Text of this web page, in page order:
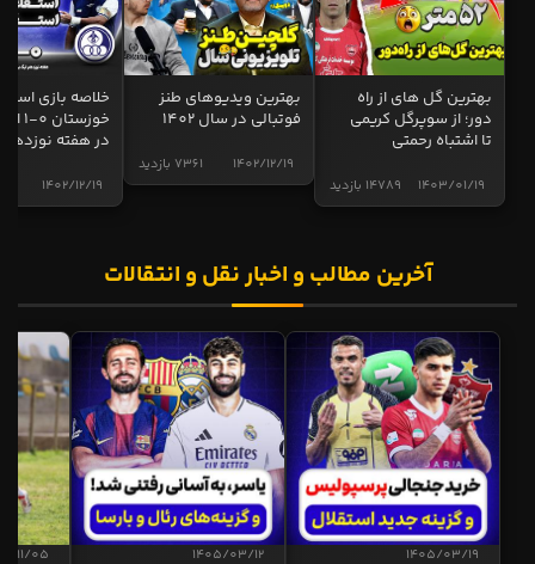
بهترین گل های از راه
دور؛ از سوپرگل کریمی
تا اشتباه رحمتی
14789 بازدید 1403/01/19
بهترین ویدیوهای طنز
فوتبالی در سال 1402
7361 بازدید 1402/12/19
خلاصه بازی
در هفته نوزدهم
1402/12/19
آخرین مطالب و اخبار نقل و انتقالات
1405/03/19
1405/03/12
11/05